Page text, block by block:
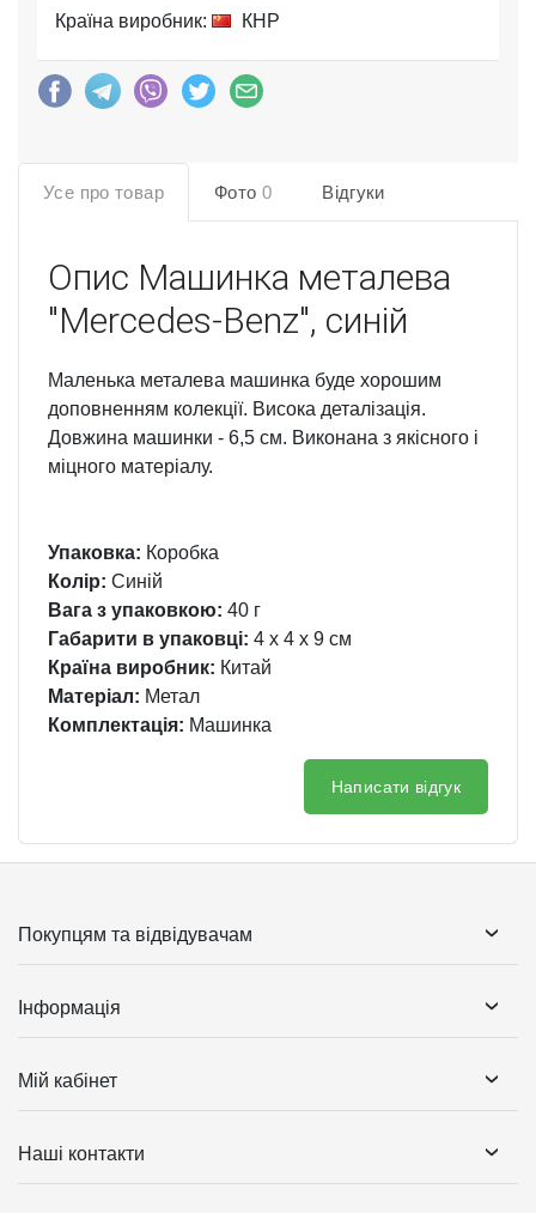
Країна виробник: КНР
Усе про товар Фото 0 Відгуки
Опис Машинка металева
"Mercedes-Benz", синій
Маленька металева машинка буде хорошим
доповненням колекції. Висока деталізація.
Довжина машинки - 6,5 см. Виконана з якісного і
міцного матеріалу.
Упаковка: Коробка
Колір: Синій
Вага з упаковкою: 40 г
Габарити в упаковці: 4 x 4 x 9 см
Країна виробник: Китай
Матеріал: Метал
Комплектація: Машинка
Написати відгук
Покупцям та відвідувачам
Інформація
Мій кабінет
Наші контакти